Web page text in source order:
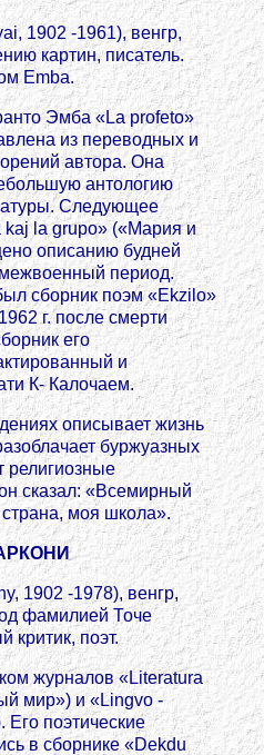
1902 -1961), венгр,
картин, писатель.
Emba.
Эмба «La profeto»
из переводных и
автора. Она
антологию
Следующее
kaj la grupo» («Мария и
описанию будней
период.
сборник поэм «Ekzilo»
г. после смерти
его
и
К- Калочаем.
описывает жизнь
буржуазных
религиозные
сказал: «Всемирный
моя школа».
1902 -1978), венгр,
фамилией Точе
критик, поэт.
журналов «Literatura
мир») и «Lingvo -
Его поэтические
в сборнике «Dekdu